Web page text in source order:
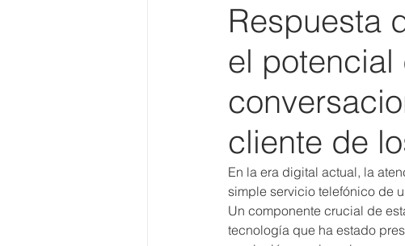
Respuesta
el potencial
cliente de
En la era digital actual, la
simple servicio telefónico de
Un componente crucial de
tecnología que ha estado